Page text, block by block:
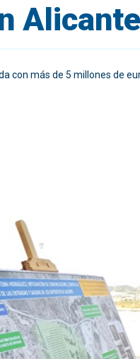
con más de 5 millones de